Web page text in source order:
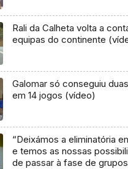
Rali da Calheta volta a
equipas do continente
Galomar só conseguiu
em 14 jogos (vídeo)
“Deixámos a eliminatória
e temos as nossas
de passar à fase de